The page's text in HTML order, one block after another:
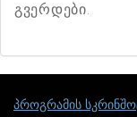
გვერდები.
პროგრამის